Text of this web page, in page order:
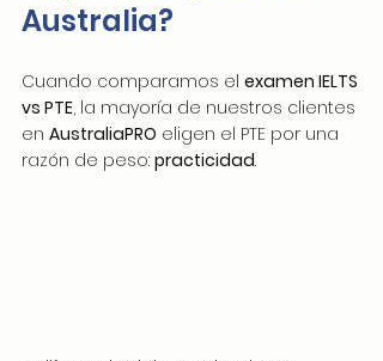
Australia?
Cuando comparamos el examen IELTS
vs PTE, la mayoría de nuestros clientes
en AustraliaPRO eligen el PTE por una
razón de peso: practicidad.